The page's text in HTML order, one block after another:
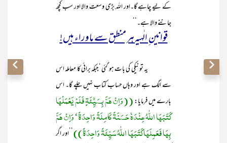
کے لیے چاہے گا۔اور اللہ بڑی وسعت والا اور سب کچھ
جاننے والا ہے۔‘‘
قوانین ِ الٰہیہ ہر منطق سے ماوراء ہیں!
یہ تو نیکی کی بات ہو گئی ‘جبکہ برائی کا معاملہ اس
سے الگ ہے اور وہاں حساب کتاب نہیں چلے گا۔ اس
بارے میں فرمایا:((وَاِنْ ہَمَّ بِسَیِّّئَۃٍ فَلَمْ یَعْمَلْہَا
کَتَبَہَا اللّٰہُ عِنْدَہٗ حَسَنَۃً کَامِلَۃً وَاحِدَۃً‘ وَاِنْ ہَمَّ
بِہَا فَعَمِلَہَا کَتَبَہَا اللّٰہُ سَیِّئَۃً وَاحِدَۃً)) ’’اور اگر